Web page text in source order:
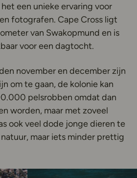
een unieke ervaring voor
fotografen. Cape Cross ligt
van Swakopmund en is
voor een dagtocht.
november en december zijn
om te gaan, de kolonie kan
pelsrobben omdat dan
worden, maar met zoveel
ook veel dode jonge dieren te
maar iets minder prettig